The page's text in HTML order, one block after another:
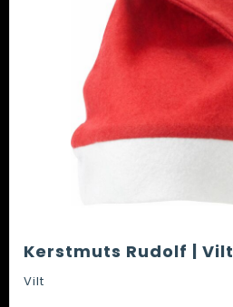
Kerstmuts Rudolf | Vilt
Vilt